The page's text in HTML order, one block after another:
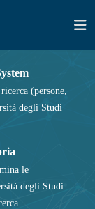
(persone,
degli Studi
le
degli Studi